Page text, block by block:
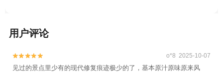
用户评论

 o*8 2025-10-07
见过的景点里少有的现代修复痕迹极少的了，基本原汁原味原来风